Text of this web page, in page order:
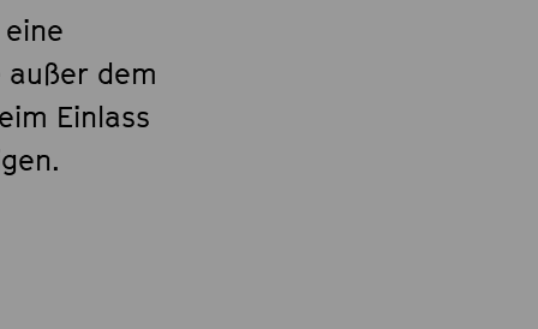
außer dem
Einlass